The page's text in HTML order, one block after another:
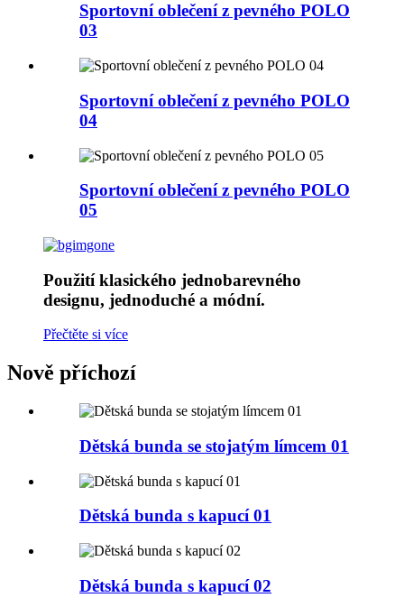
Sportovní oblečení z pevného POLO
03
Sportovní oblečení z pevného POLO
04
Sportovní oblečení z pevného POLO
05
Použití klasického jednobarevného
designu, jednoduché a módní.
Přečtěte si více
Nově příchozí
Dětská bunda se stojatým límcem 01
Dětská bunda s kapucí 01
Dětská bunda s kapucí 02